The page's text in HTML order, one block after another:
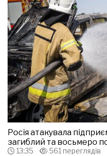
Росія атакувала
загиблий та восьмеро
13:35 561 переглядів